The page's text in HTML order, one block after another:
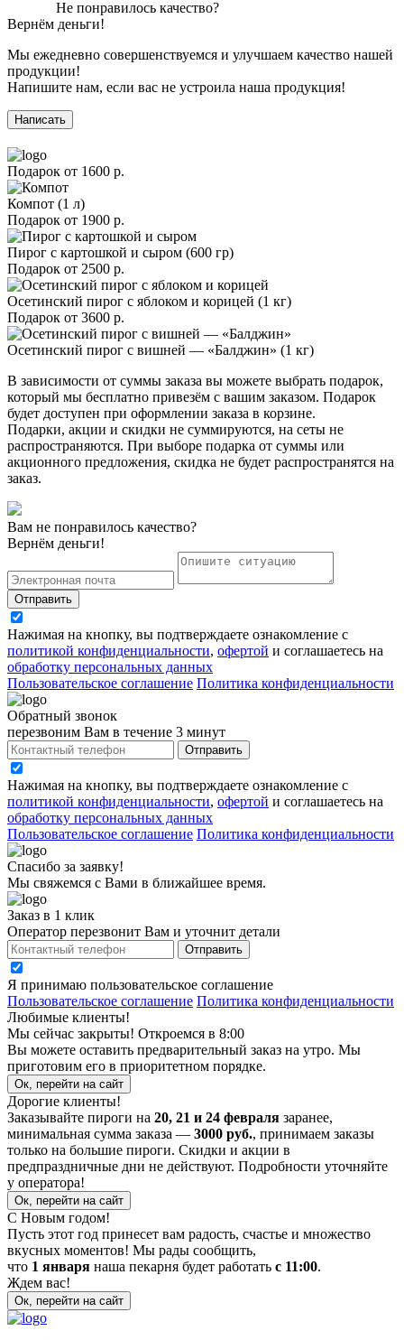
Не понравилось качество?
Вернём деньги!
Мы ежедневно совершенствуемся и улучшаем качество нашей
продукции!
Напишите нам, если вас не устроила наша продукция!
Написать
Подарок от 1600 р.
Компот (1 л)
Подарок от 1900 р.
Пирог с картошкой и сыром (600 гр)
Подарок от 2500 р.
Осетинский пирог с яблоком и корицей (1 кг)
Подарок от 3600 р.
Осетинский пирог с вишней — «Балджин» (1 кг)
В зависимости от суммы заказа вы можете выбрать подарок,
который мы бесплатно привезём с вашим заказом. Подарок
будет доступен при оформлении заказа в корзине.
Подарки, акции и скидки не суммируются, на сеты не
распространяются. При выборе подарка от суммы или
акционного предложения, скидка не будет распространятся на
заказ.
Вам не понравилось качество?
Вернём деньги!
Отправить
Нажимая на кнопку, вы подтверждаете ознакомление с
политикой конфиденциальности, офертой и соглашаетесь на
обработку персональных данных
Пользовательское соглашение Политика конфиденциальности
Обратный звонок
перезвоним Вам в течение 3 минут
Отправить
Нажимая на кнопку, вы подтверждаете ознакомление с
политикой конфиденциальности, офертой и соглашаетесь на
обработку персональных данных
Пользовательское соглашение Политика конфиденциальности
Спасибо за заявку!
Мы свяжемся с Вами в ближайшее время.
Заказ в 1 клик
Оператор перезвонит Вам и уточнит детали
Отправить
Я принимаю пользовательское соглашение
Пользовательское соглашение Политика конфиденциальности
Любимые клиенты!
Мы сейчас закрыты! Откроемся в 8:00
Вы можете оставить предварительный заказ на утро. Мы
приготовим его в приоритетном порядке.
Ок, перейти на сайт
Дорогие клиенты!
Заказывайте пироги на 20, 21 и 24 февраля заранее,
минимальная сумма заказа — 3000 руб., принимаем заказы
только на большие пироги. Скидки и акции в
предпраздничные дни не действуют. Подробности уточняйте
у оператора!
Ок, перейти на сайт
С Новым годом!
Пусть этот год принесет вам радость, счастье и множество
вкусных моментов! Мы рады сообщить,
что 1 января наша пекарня будет работать с 11:00.
Ждем вас!
Ок, перейти на сайт